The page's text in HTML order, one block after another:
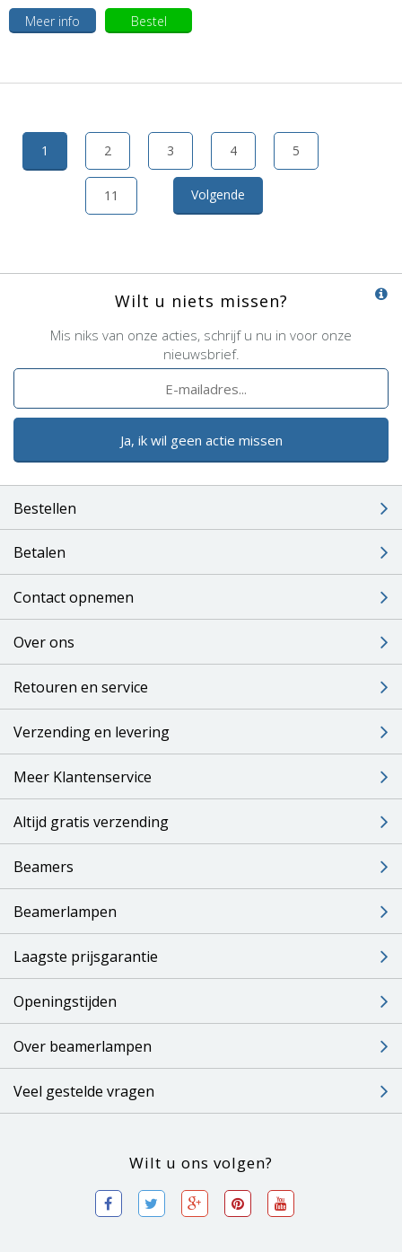
Meer info
Bestel
1 2 3 4 5
11 Volgende
Wilt u niets missen?
Mis niks van onze acties, schrijf u nu in voor onze
nieuwsbrief.
Ja, ik wil geen actie missen
Bestellen
Betalen
Contact opnemen
Over ons
Retouren en service
Verzending en levering
Meer Klantenservice
Altijd gratis verzending
Beamers
Beamerlampen
Laagste prijsgarantie
Openingstijden
Over beamerlampen
Veel gestelde vragen
Wilt u ons volgen?